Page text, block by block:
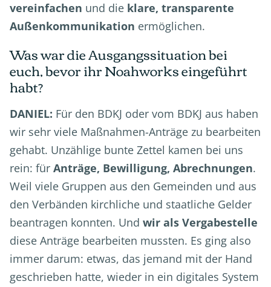
vereinfachen und die klare, transparente
Außenkommunikation ermöglichen.
Was war die Ausgangssituation bei
euch, bevor ihr Noahworks eingeführt
habt?
DANIEL: Für den BDKJ oder vom BDKJ aus haben
wir sehr viele Maßnahmen-Anträge zu bearbeiten
gehabt. Unzählige bunte Zettel kamen bei uns
rein: für Anträge, Bewilligung, Abrechnungen.
Weil viele Gruppen aus den Gemeinden und aus
den Verbänden kirchliche und staatliche Gelder
beantragen konnten. Und wir als Vergabestelle
diese Anträge bearbeiten mussten. Es ging also
immer darum: etwas, das jemand mit der Hand
geschrieben hatte, wieder in ein digitales System